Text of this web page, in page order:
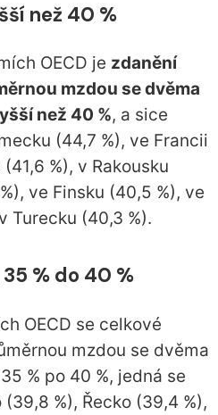
než 40 %
OECD je zdanění
mzdou se dvěma
než 40 %, a sice
(44,7 %), ve Francii
%), v Rakousku
ve Finsku (40,5 %), ve
Turecku (40,3 %).
35 % do 40 %
OECD se celkové
mzdou se dvěma
% po 40 %, jedná se
%), Řecko (39,4 %),